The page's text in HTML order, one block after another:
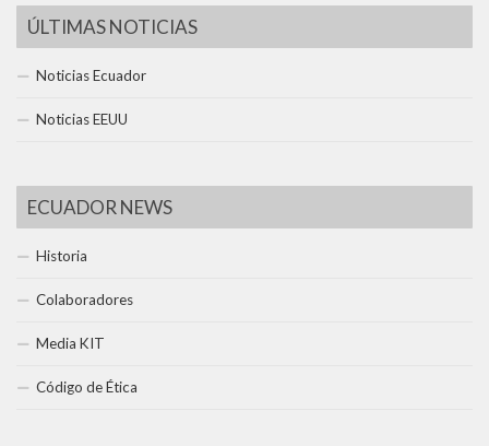
ÚLTIMAS NOTICIAS
Noticias Ecuador
Noticias EEUU
ECUADOR NEWS
Historia
Colaboradores
Media KIT
Código de Ética